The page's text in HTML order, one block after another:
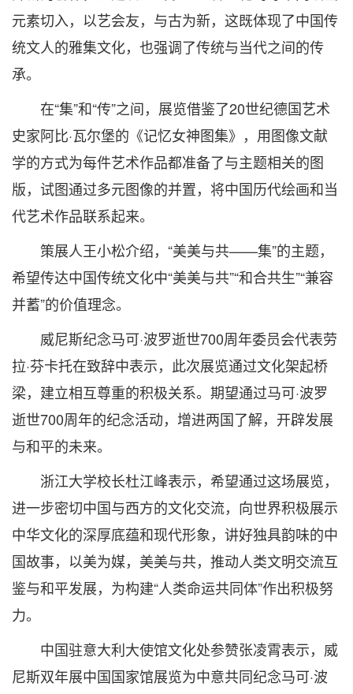
元素切入，以艺会友，与古为新，这既体现了中国传
统文人的雅集文化，也强调了传统与当代之间的传
承。
在“集”和“传”之间，展览借鉴了20世纪德国艺术
史家阿比·瓦尔堡的《记忆女神图集》，用图像文献
学的方式为每件艺术作品都准备了与主题相关的图
版，试图通过多元图像的并置，将中国历代绘画和当
代艺术作品联系起来。
策展人王小松介绍，“美美与共——集”的主题，
希望传达中国传统文化中“美美与共”“和合共生”“兼容
并蓄”的价值理念。
威尼斯纪念马可·波罗逝世700周年委员会代表劳
拉·芬卡托在致辞中表示，此次展览通过文化架起桥
梁，建立相互尊重的积极关系。期望通过马可·波罗
逝世700周年的纪念活动，增进两国了解，开辟发展
与和平的未来。
浙江大学校长杜江峰表示，希望通过这场展览，
进一步密切中国与西方的文化交流，向世界积极展示
中华文化的深厚底蕴和现代形象，讲好独具韵味的中
国故事，以美为媒，美美与共，推动人类文明交流互
鉴与和平发展，为构建“人类命运共同体”作出积极努
力。
中国驻意大利大使馆文化处参赞张凌霄表示，威
尼斯双年展中国国家馆展览为中意共同纪念马可·波